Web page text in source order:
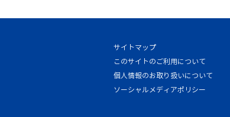
サイトマップ
このサイトのご利用について
個人情報のお取り扱いについて
ソーシャルメディアポリシー